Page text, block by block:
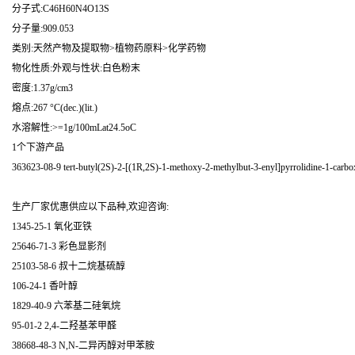
分子式:C46H60N4O13S
分子量:909.053
类别:天然产物及提取物>植物药原料>化学药物
物化性质:外观与性状:白色粉末
密度:1.37g/cm3
熔点:267 °C(dec.)(lit.)
水溶解性:>=1g/100mLat24.5oC
1个下游产品
363623-08-9 tert-butyl(2S)-2-[(1R,2S)-1-methoxy-2-methylbut-3-enyl]pyrrolidine-1-
生产厂家优惠供应以下品种,欢迎咨询:
1345-25-1 氧化亚铁
25646-71-3 彩色显影剂
25103-58-6 叔十二烷基硫醇
106-24-1 香叶醇
1829-40-9 六苯基二硅氧烷
95-01-2 2,4-二羟基苯甲醛
38668-48-3 N,N-二异丙醇对甲苯胺